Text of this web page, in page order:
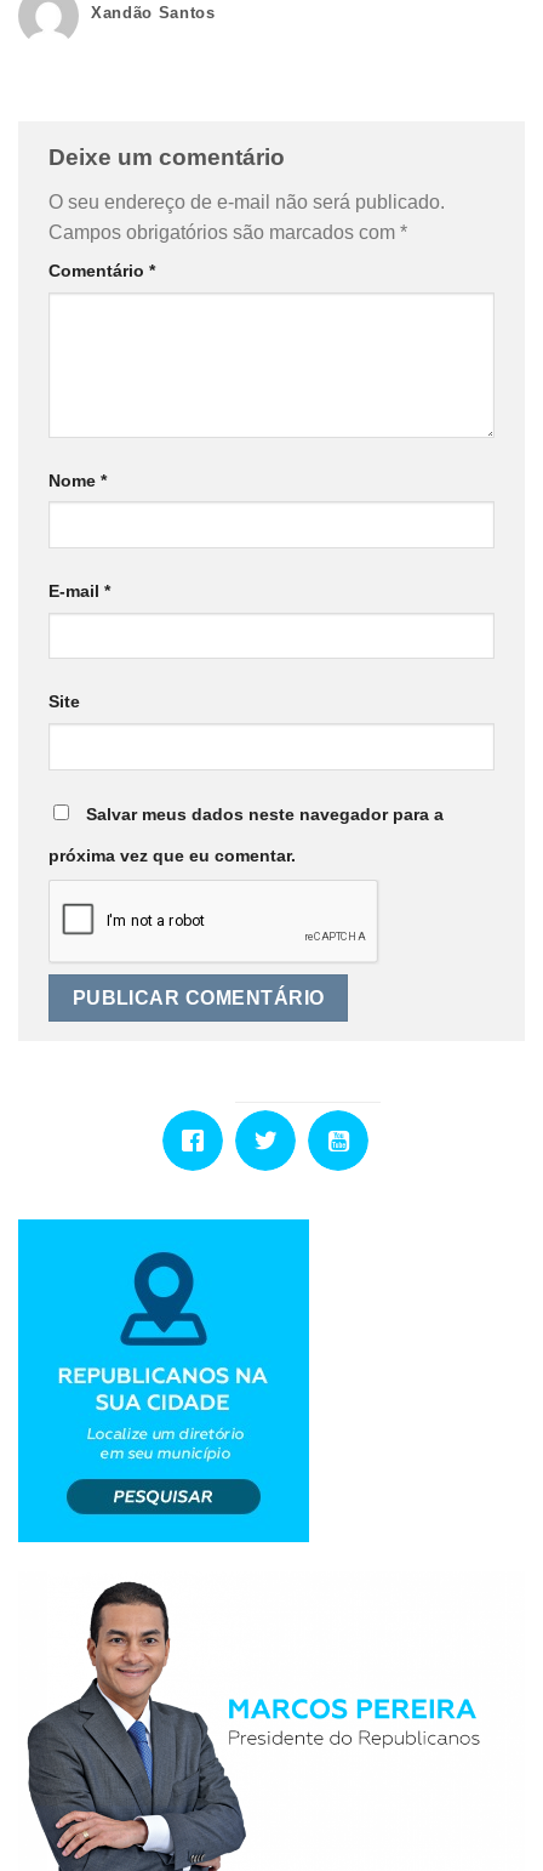
Xandão Santos
Deixe um comentário
O seu endereço de e-mail não será publicado.
Campos obrigatórios são marcados com *
Comentário *
Nome *
E-mail *
Site
Salvar meus dados neste navegador para a
próxima vez que eu comentar.